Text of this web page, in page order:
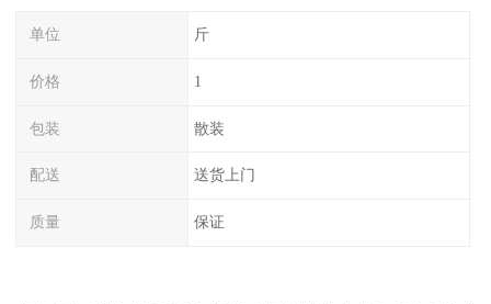
单位 斤
价格 1
包装 散装
配送 送货上门
质量 保证